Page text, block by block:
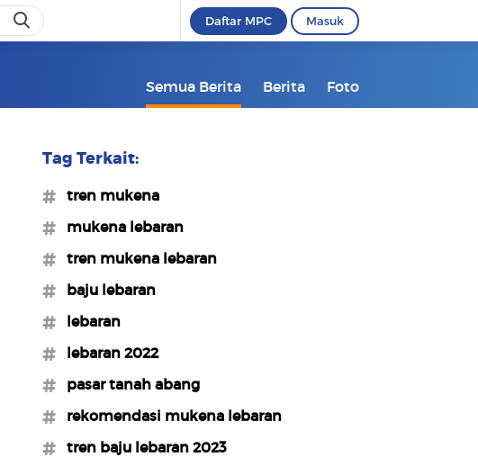
Daftar MPC Masuk
Semua Berita Berita Foto
Tag Terkait:
#tren mukena
#mukena lebaran
#tren mukena lebaran
#baju lebaran
#lebaran
#lebaran 2022
#pasar tanah abang
#rekomendasi mukena lebaran
#tren baju lebaran 2023